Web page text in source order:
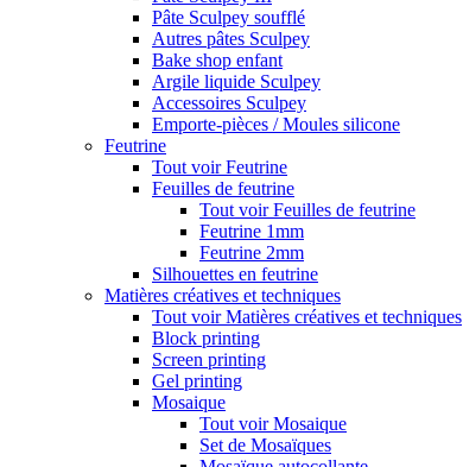
Pâte Sculpey soufflé
Autres pâtes Sculpey
Bake shop enfant
Argile liquide Sculpey
Accessoires Sculpey
Emporte-pièces / Moules silicone
Feutrine
Tout voir Feutrine
Feuilles de feutrine
Tout voir Feuilles de feutrine
Feutrine 1mm
Feutrine 2mm
Silhouettes en feutrine
Matières créatives et techniques
Tout voir Matières créatives et techniques
Block printing
Screen printing
Gel printing
Mosaique
Tout voir Mosaique
Set de Mosaïques